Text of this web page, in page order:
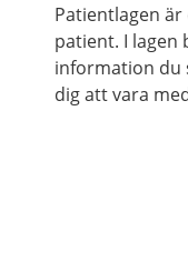
Patientlagen
patient. I lagen
information du
dig att vara